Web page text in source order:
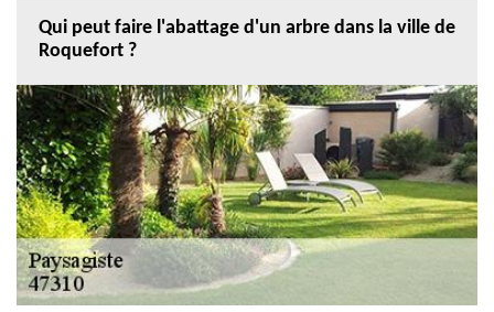
Qui peut faire l'abattage d'un arbre dans la ville de
Roquefort ?